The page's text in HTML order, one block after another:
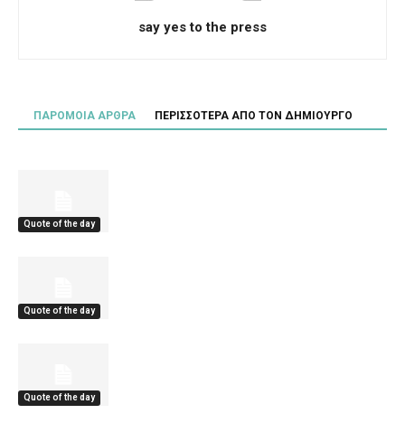
say yes to the press
ΠΑΡΟΜΟΙΑ ΑΡΘΡΑ ΠΕΡΙΣΣΟΤΕΡΑ ΑΠΟ ΤΟΝ ΔΗΜΙΟΥΡΓΟ
Quote of the day
Quote of the day
Quote of the day